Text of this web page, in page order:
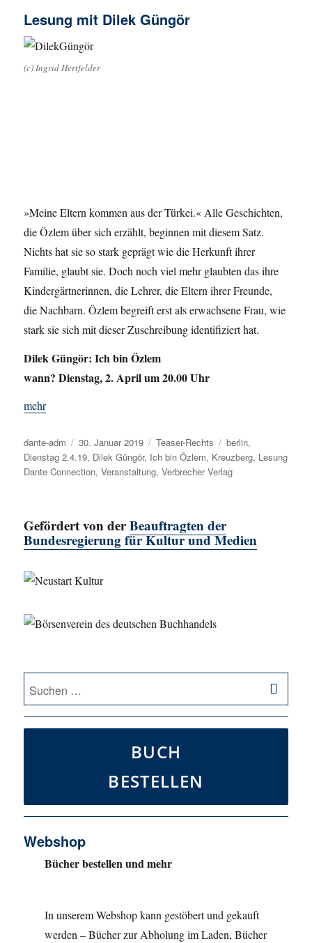
Lesung mit Dilek Güngör
(c) Ingrid Hertfelder
»Meine Eltern kommen aus der Türkei.« Alle Geschichten,
die Özlem über sich erzählt, beginnen mit diesem Satz.
Nichts hat sie so stark geprägt wie die Herkunft ihrer
Familie, glaubt sie. Doch noch viel mehr glaubten das ihre
Kindergärtnerinnen, die Lehrer, die Eltern ihrer Freunde,
die Nachbarn. Özlem begreift erst als erwachsene Frau, wie
stark sie sich mit dieser Zuschreibung identifiziert hat.
Dilek Güngör: Ich bin Özlem
wann? Dienstag, 2. April um 20.00 Uhr
mehr
Autor
dante-adm
Veröffentlicht
am
30. Januar 2019 Kategorien
Teaser-Rechts Schlagwörter
berlin,
Dienstag 2.4.19, Dilek Güngör, Ich bin Özlem, Kreuzberg, Lesung
Dante Connection,Veranstaltung,Verbrecher Verlag
Gefördert von derBeauftragten der
Bundesregierung für Kultur und Medien
Suche
nach:
BUCH
BESTELLEN
Webshop
Bücher bestellen und mehr
In unserem Webshop kann gestöbert und gekauft
werden – Bücher zur Abholung im Laden, Bücher